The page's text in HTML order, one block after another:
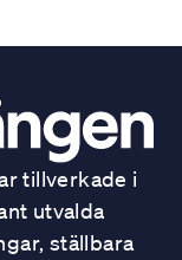
tillverkade i
utvalda
ställbara